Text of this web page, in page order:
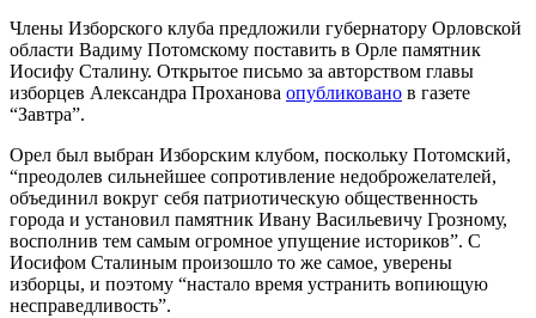
Члены Изборского клуба предложили губернатору Орловской
области Вадиму Потомскому поставить в Орле памятник
Иосифу Сталину. Открытое письмо за авторством главы
изборцев Александра Проханова опубликовано в газете
“Завтра”.
Орел был выбран Изборским клубом, поскольку Потомский,
“преодолев сильнейшее сопротивление недоброжелателей,
объединил вокруг себя патриотическую общественность
города и установил памятник Ивану Васильевичу Грозному,
восполнив тем самым огромное упущение историков”. С
Иосифом Сталиным произошло то же самое, уверены
изборцы, и поэтому “настало время устранить вопиющую
несправедливость”.